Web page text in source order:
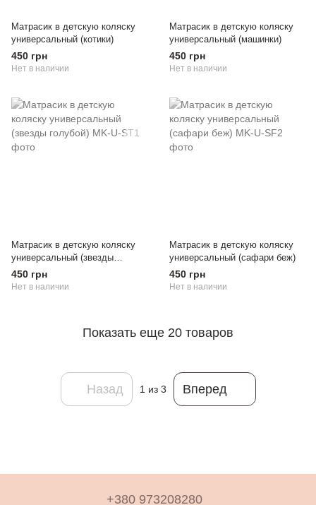
Матрасик в детскую коляску
универсальный (котики)
450 грн
Нет в наличии
Матрасик в детскую коляску
универсальный (машинки)
450 грн
Нет в наличии
Матрасик в детскую коляску
универсальный (звезды
голубой)
450 грн
Нет в наличии
Матрасик в детскую коляску
универсальный (caфари беж)
450 грн
Нет в наличии
Показать еще 20 товаров
Назад 1 из 3 Вперед
+380 973208280